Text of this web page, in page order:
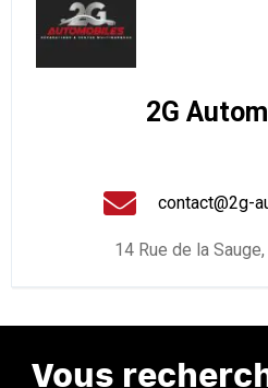
2G
contact@2g-
14 Rue de la
Vous